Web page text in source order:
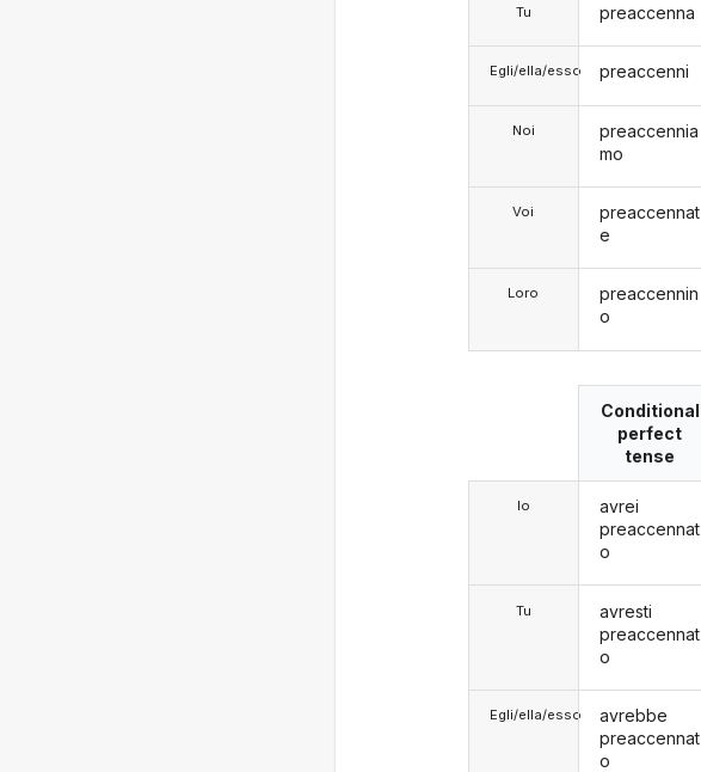
Tu
Egli/ella/esso
Noi
Voi
Loro
preaccenna
preaccenni
preaccennia
mo
preaccennat
e
preaccennin
o
Io
Tu
Egli/ella/esso
Conditional
perfect
tense
avrei
preaccennat
o
avresti
preaccennat
o
avrebbe
preaccennat
o